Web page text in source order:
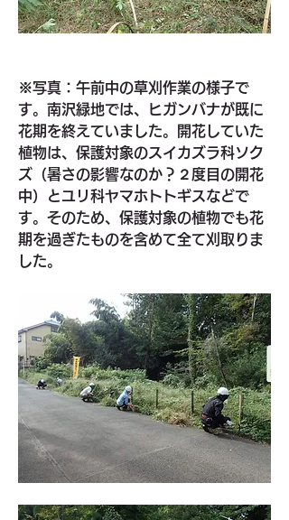
※写真：午前中の草刈作業の様子で
す。南沢緑地では、ヒガンバナが既に
花期を終えていました。開花していた
植物は、保護対象のスイカズラ科ソク
ズ（暑さの影響なのか？２度目の開花
中）とユリ科ヤマホトトギスなどで
す。そのため、保護対象の植物でも花
期を過ぎたものを含めて全て刈取りま
した。